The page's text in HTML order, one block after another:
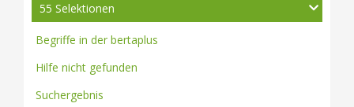
55 Selektionen
Begriffe in der bertaplus
Hilfe nicht gefunden
Suchergebnis